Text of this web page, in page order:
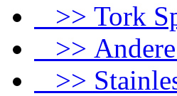
>> Tork
>>
>>